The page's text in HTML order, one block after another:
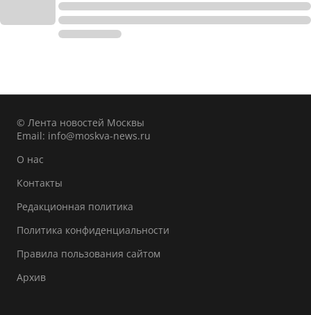
© Лента новостей Москвы
Email: info@moskva-news.ru
О нас
Контакты
Редакционная политика
Политика конфиденциальности
Правила пользования сайтом
Архив